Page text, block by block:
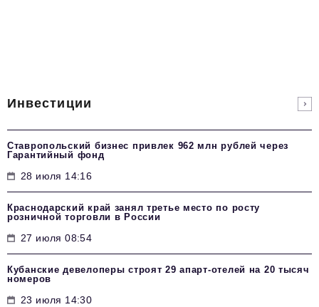
Инвестиции
Ставропольский бизнес привлек 962 млн рублей через
Гарантийный фонд
28 июля 14:16
Краснодарский край занял третье место по росту
розничной торговли в России
27 июля 08:54
Кубанские девелоперы строят 29 апарт-отелей на 20 тысяч
номеров
23 июля 14:30